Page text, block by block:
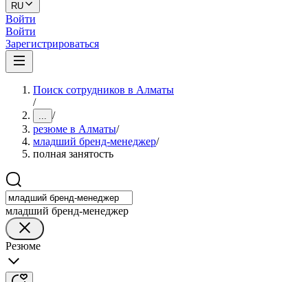
RU
Войти
Войти
Зарегистрироваться
Поиск сотрудников в Алматы
/
... /
резюме в Алматы/
младший бренд-менеджер/
полная занятость
младший бренд-менеджер
Резюме